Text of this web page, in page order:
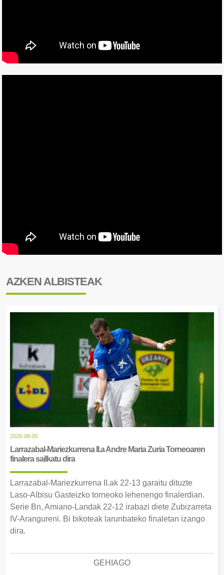
AZKEN ALBISTEAK
2026-08-05
Larrazabal-Mariezkurrena II.a Andre Maria Zuria Torneoaren
finalera sailkatu dira
Larrazabal-Mariezkurrena II.ak 22-13 garaitu dituzte
Laso-Albisu Gasteizko torneoko lehenengo finalerdian.
Serie Bn, Amiano-Landak 22-12 irabazi diete Zubizarreta
IV-Arangureni. Bi bikoteak larunbateko finaletan izango
dira.
GEHIAGO